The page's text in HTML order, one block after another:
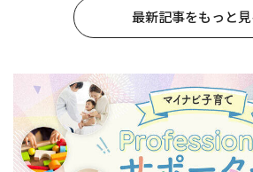
最新記事をもっと見